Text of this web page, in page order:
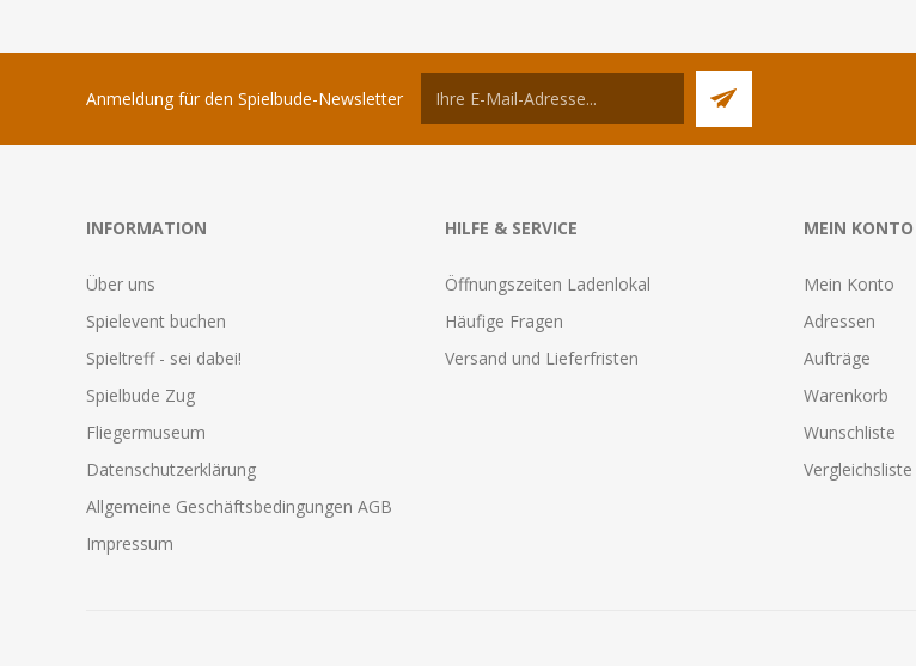
Anmeldung für den Spielbude-Newsletter
INFORMATION
Über uns
Spielevent buchen
Spieltreff - sei dabei!
Spielbude Zug
Fliegermuseum
Datenschutzerklärung
Allgemeine Geschäftsbedingungen AGB
Impressum
HILFE & SERVICE
Öffnungszeiten Ladenlokal
Häufige Fragen
Versand und Lieferfristen
MEIN KONTO
Mein Konto
Adressen
Aufträge
Warenkorb
Wunschliste
Vergleichsliste